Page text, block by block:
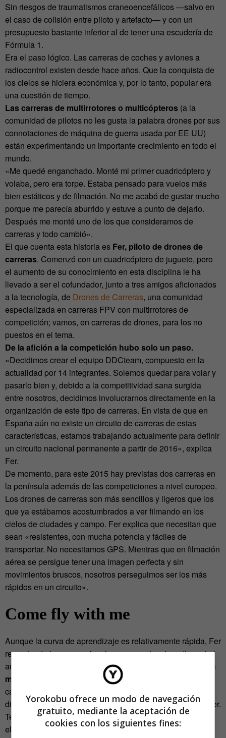
Sin riesgos de traumatismos craneoencefálicos —salvo en
el caso de colisión entre piloto y artefacto— y con un
presupuesto bastante inferior al de tener una escudería de
Fórmula 1.
Era el paso lógico. Las carreras de coches y aviones a
radiocontrol existen desde hace años. Que la conquista de
los cielos se hiciera económica y, por lo tanto, popular era
una cuestión de tiempo.
Las carreras de multirrotores o multicópteros (a la
comunidad de pilotos no les gusta la palabra drones por sus
connotaciones de máquina de guerra usada por EE UU)
están experimentando un importante crecimiento en todo el
mundo.
«Me quedé enganchado. Monté mi primer cuadricóptero y
volaba, pero era torpe. Estaba pensado para vuelos más
bien estáticos y de filmación. No me acabó de gustar mucho
porque me parecía aburrido y estuve a punto de dejarlo.
Después me monté uno de los que consideramos de
carreras y todo cambió».
El que cuenta esta historia es Fer, piloto de drones de
carreras. Comenzó con un cuadricóptero de juguete, pero
el aumento de su conocimiento en esta disciplina le ha
llevado a ser el cofundador, junto a tres amigos aficionados
a la tecnología, de Drones de Carreras, una comunidad
especializada en carreras FPV con multirrotores de
competición; vamos, en carreras de drones, para los no
puestos en el tema.
De la afición a la competición hubo solo un paso.
«Decidimos crear el equipo DDCteam, compuesto en la
actualidad por 14 integrantes. Solemos quedar para volar y
pasarlo bien y, debido a la competitividad sana surgida
entre nosotros, decidimos involucrarnos directamente en la
organización de este tipo de carreras. En vista de que en
España aún no existe un circuito de carreras de estas
características, estamos trabajando actualmente para definir
un circuito nacional permanente a partir de 2016», explica
Fer.
De momento, para este 2015 hay previstas dos carreras en
la península además de las competiciones a nivel europeo.
Los drones de carreras son más sencillos y ligeros que los
que ya estábamos acostumbrados a ver filmando en los
cielos de ciudades y campo. Fer explica que necesitan que
sean «resistentes, con mucha potencia y fáciles de
transportar. No necesitamos GPS. Mientras que en filmación
aérea se persigue tener una imagen perfecta y sin
movimientos bruscos, nosotros perseguimos ser los más
rápidos en un circuito».
Come fly with me
Aunque la curva de aprendizaje es relativamente rápida, Fer
recomienda tener experiencia con aparatos de radiocontrol
antes de lanzarse a competir. «Se puede empezar con un
multicóptero de juguete para ir cogiendo destreza
caso de querer pasar a un multirrotor de competición
directamente, necesitas tener sobre todo ganas de aprender.
Tendrás que soldar y tener claros algunos conceptos de
electrónica, aunque no es nada difícil».
Yorokobu ofrece un modo de navegación
gratuito, mediante la aceptación de
cookies con los siguientes fines: